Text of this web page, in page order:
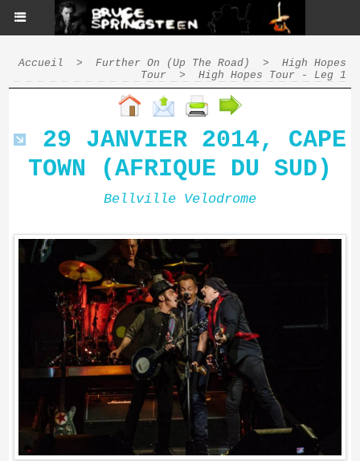
Accueil > Further On (Up The Road) >
High Hopes
Tour
> High Hopes Tour - Leg 1
29 JANVIER 2014, CAPE
TOWN (AFRIQUE DU SUD)
Bellville Velodrome